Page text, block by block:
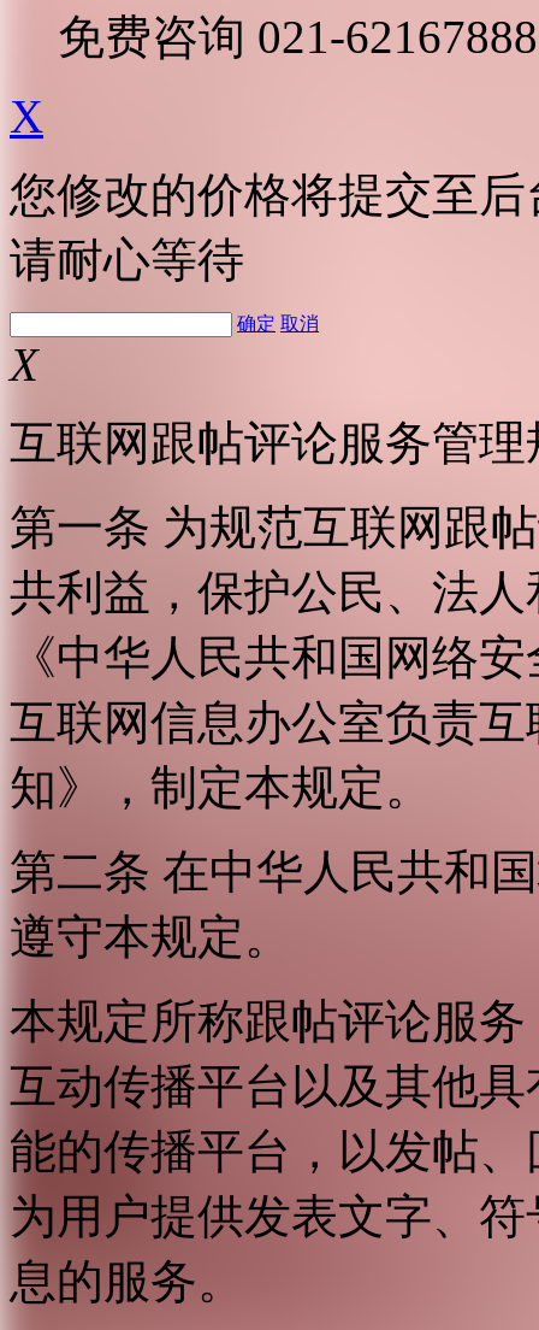
免费咨询 021-62167888
X
您修改的价格将提交至
请耐心等待
确定 取消
X
互联网跟帖评论服务管理
第一条 为规范互联网跟
共利益，保护公民、法
《中华人民共和国网络
互联网信息办公室负责
知》，制定本规定。
第二条 在中华人民共和
遵守本规定。
本规定所称跟帖评论服
互动传播平台以及其他
能的传播平台，以发帖
为用户提供发表文字、
息的服务。